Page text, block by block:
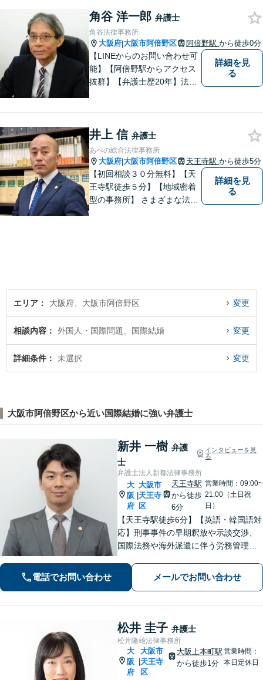
角谷 洋一郎 弁護士
角谷法律事務所
大阪府|大阪市阿倍野区 阿倍野駅 から徒歩0分
【LINEからのお問い合わせ可
能】【阿倍野駅からアクセス
抜群】【弁護士歴20年】法テ
トップ対応が強み！交通事故
／遺産分割／離婚／債務整理
／その他
詳細を見
る
井上 信 弁護士
あべの総合法律事務所
大阪府|大阪市阿倍野区 天王寺駅 から徒歩5分
【初回相談３０分無料】【天
王寺駅徒歩５分】【地域密着
型の事務所】 さまざまな法律
詳細を見
る
エリア 大阪府、大阪市阿倍野区 変更
相談内容 外国人・国際問題、国際結婚 変更
詳細条件 未選択 変更
大阪市阿倍野区から近い国際結婚に強い弁護士
新井 一樹 弁護
士
インタビューを見
る
弁護士法人新都法律事務所
大
阪
府
大阪市
天王寺
区
天王寺駅
から徒歩
6分
営業時間：09:00~
21:00（土日祝
日）
【天王寺駅徒歩6分】【英語・韓国語対
応】刑事事件の早期釈放や示談交渉、
国際法務や海外派遣に伴う労務管理、
お任せください。法律のプロフェッシ
ョナルが、途を切り拓くお手伝いを致
電話でお問い合わせ メールでお問い合わせ
松井 圭子 弁護士
松井隆雄法律事務所
大
阪
府
大阪市
天王寺
区
大阪上本町駅
から徒歩1分
営業時間：
本日定休日